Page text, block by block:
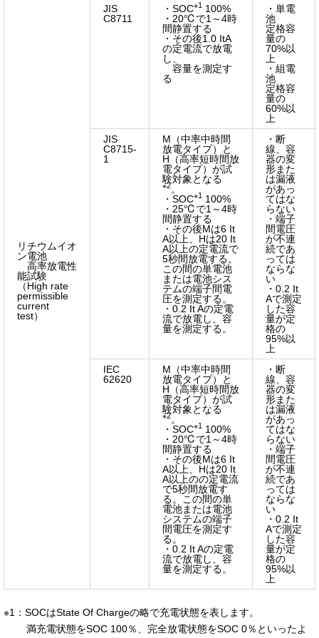
リチウムイオ
ン電池
高率放電性
能試験
（High rate
permissible
current
test）
JIS
C8711
・SOC※1 100%
・20℃で1～4時
間静置する
・その後1.0 ItA
の定電流で放電
し、
容量を測定す
る
・単電
池
定格容
量の
70%以
上
・組電
池
定格容
量の
60%以
上
JIS
C8715-
1
M（中率中時間
放電タイプ）と
H（高率短時間放
電タイプ）が試
験対象となる
※2。
・SOC※1 100%
・25℃で1～4時
間静置する
・その後Mは6 It
A以上、Hは20 It
A以上の定電流で
5秒間放電する。
この間の単電池
または電池シス
テムの端子間電
圧を測定する。
・0.2 It Aの定電
流で放電し、容
量を測定する。
・断
線、容
器の変
形また
は漏液
があっ
てはな
らない
・端子
間電圧
が不連
続であ
っては
ならな
い
・0.2 It
Aで測定
した容
量が定
格の
95%以
上
IEC
62620
M（中率中時間
放電タイプ）と
H（高率短時間放
電タイプ）が試
験対象となる
※2。
・SOC※1 100%
・20℃で1～4時
間静置する
・その後Mは6 It
A以上、Hは20 It
A以上のの定電流
で5秒間放電す
る。この間の単
電池または電池
システムの端子
間電圧を測定す
る。
・0.2 It Aの定電
流で放電し、容
量を測定する。
・断
線、容
器の変
形また
は漏液
があっ
てはな
らない
・端子
間電圧
が不連
続であ
っては
ならな
い
・0.2 It
Aで測定
した容
量が定
格の
95%以
上
※1：SOCはState Of Chargeの略で充電状態を表します。
満充電状態をSOC 100％、完全放電状態をSOC 0％といったよ